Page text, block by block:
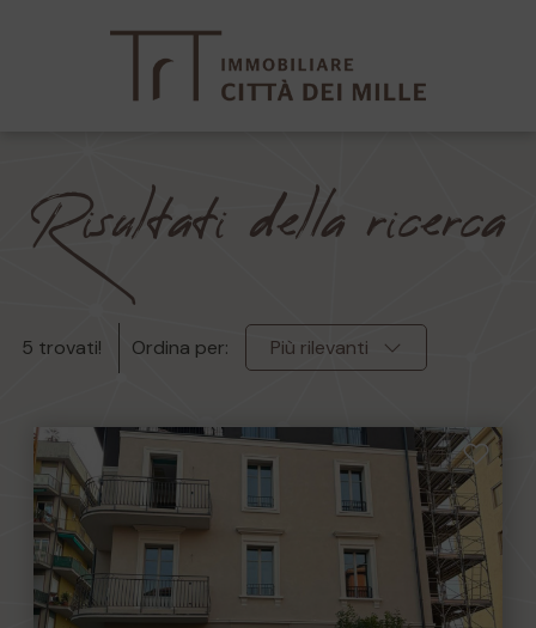
Risultati della ricerca
5 trovati! Ordina per: Più rilevanti